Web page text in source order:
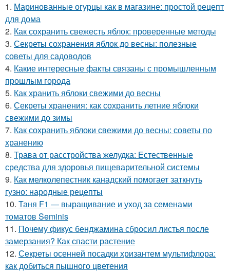
1. Маринованные огурцы как в магазине: простой рецепт
для дома
2. Как сохранить свежесть яблок: проверенные методы
3. Секреты сохранения яблок до весны: полезные
советы для садоводов
4. Какие интересные факты связаны с промышленным
прошлым города
5. Как хранить яблоки свежими до весны
6. Секреты хранения: как сохранить летние яблоки
свежими до зимы
7. Как сохранить яблоки свежими до весны: советы по
хранению
8. Трава от расстройства желудка: Естественные
средства для здоровья пищеварительной системы
9. Как мелколепестник канадский помогает заткнуть
гузно: народные рецепты
10. Таня F1 — выращивание и уход за семенами
томатов Seminis
11. Почему фикус бенджамина сбросил листья после
замерзания? Как спасти растение
12. Секреты осенней посадки хризантем мультифлора:
как добиться пышного цветения